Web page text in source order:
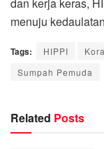
dan kerja keras,
menuju
Tags: HIPPI
Sumpah Pemuda
Related Posts